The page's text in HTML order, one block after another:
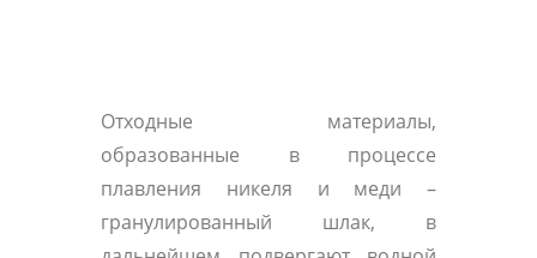
Отходные материалы,
образованные в процессе
плавления никеля и меди –
гранулированный шлак, в